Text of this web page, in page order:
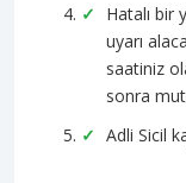
Hatalı bir
uyarı
saatiniz
sonra
Adli Sicil